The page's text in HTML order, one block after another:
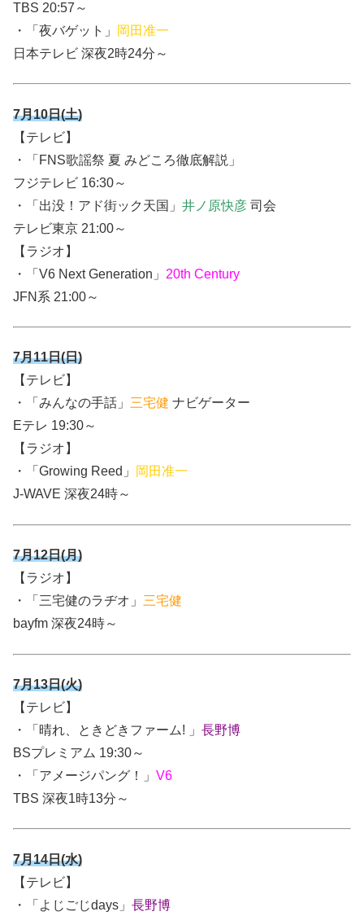
TBS 20:57～
・「夜バゲット」
岡田准一
日本テレビ 深夜2時24分～
7月10日(土)
【テレビ】
・「FNS歌謡祭 夏 みどころ徹底解説」
フジテレビ 16:30～
・「出没！アド街ック天国」 井ノ原快彦 司会
テレビ東京 21:00～
【ラジオ】
・「V6 Next Generation」 20th Century
JFN系 21:00～
7月11日(日)
【テレビ】
・「みんなの手話」 三宅健 ナビゲーター
Eテレ 19:30～
【ラジオ】
・「Growing Reed」
岡田准一
J-WAVE 深夜24時～
7月12日(月)
【ラジオ】
・「三宅健のラヂオ」 三宅健
bayfm 深夜24時～
7月13日(火)
【テレビ】
・「晴れ、ときどきファーム! 」 長野博
BSプレミアム 19:30～
・「アメージパング！」 V6
TBS 深夜1時13分～
7月14日(水)
【テレビ】
・「よじごじdays」 長野博